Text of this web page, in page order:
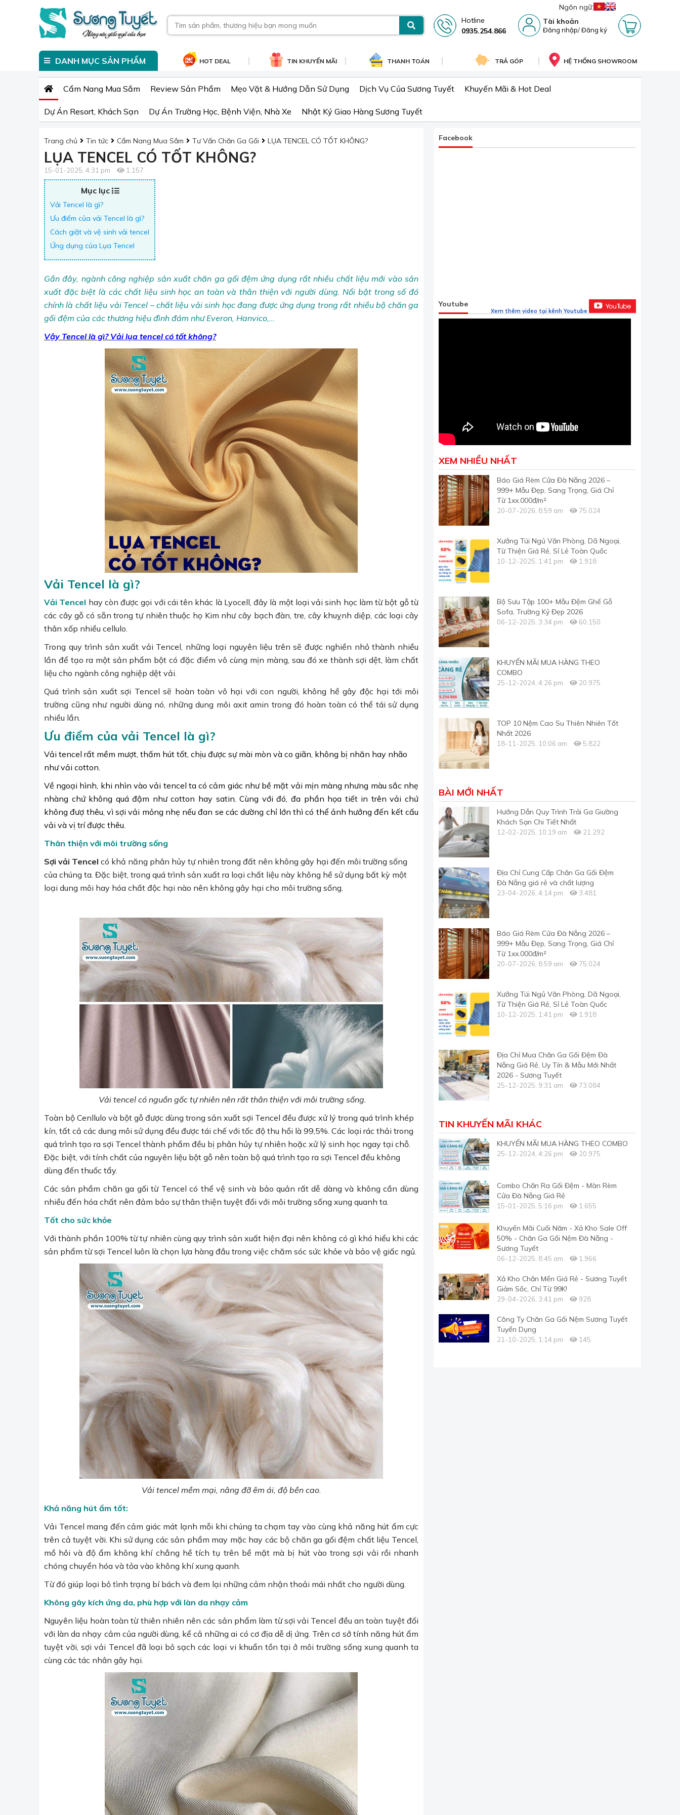
Ngôn ngữ:
Hotline
0935.254.866
Tài khoản
Đăng nhập/Đăng ký
DANH MỤC SẢN PHẨM HOT DEAL TIN KHUYẾN MÃI THANH TOÁN TRẢ GÓP HỆ THỐNG SHOWROOM
Cẩm Nang Mua Sắm Review Sản Phẩm Mẹo Vặt & Hướng Dẫn Sử Dụng Dịch Vụ Của Sương Tuyết Khuyến Mãi & Hot Deal
Dự Án Resort, Khách Sạn Dự Án Trường Học, Bệnh Viện, Nhà Xe Nhật Ký Giao Hàng Sương Tuyết
Trang chủ Tin tức Cẩm Nang Mua Sắm Tư Vấn Chăn Ga Gối LỤA TENCEL CÓ TỐT KHÔNG?
LỤA TENCEL CÓ TỐT KHÔNG?
15-01-2025, 4:31 pm 1.157
Mục lục
Vải Tencel là gì?
Ưu điểm của vải Tencel là gì?
Cách giặt và vệ sinh vải tencel
Ứng dụng của Lụa Tencel
Gần đây, ngành công nghiệp sản xuất chăn ga gối đệm ứng dụng rất nhiều chất liệu mới vào sản
xuất đặc biệt là các chất liệu sinh học an toàn và thân thiện với người dùng. Nổi bật trong số đó
chính là chất liệu vải Tencel – chất liệu vải sinh học đang được ứng dụng trong rất nhiều bộ chăn ga
gối đệm của các thương hiệu đình đám như Everon, Hanvico,…
Vậy Tencel là gì? Vải lụa tencel có tốt không?
Vải Tencel là gì?
Vải Tencel hay còn được gọi với cái tên khác là Lyocell, đây là một loại vải sinh học làm từ bột gỗ từ
các cây gỗ có sẵn trong tự nhiên thuộc họ Kim như cây bạch đàn, tre, cây khuỵnh diệp, các loại cây
thân xốp nhiều cellulo.
Trong quy trình sản xuất vải Tencel, những loại nguyên liệu trên sẽ được nghiền nhỏ thành nhiều
lần để tạo ra một sản phẩm bột có đặc điểm vô cùng mịn màng, sau đó xe thành sợi dệt, làm chất
liệu cho ngành công nghiệp dệt vải.
Quá trình sản xuất sợi Tencel sẽ hoàn toàn vô hại với con người, không hề gây độc hại tới môi
trường cũng như người dùng nó, những dung môi axit amin trong đó hoàn toàn có thể tái sử dụng
nhiều lần.
Ưu điểm của vải Tencel là gì?
Vải tencel rất mềm mượt, thấm hút tốt, chịu được sự mài mòn và co giãn, không bị nhăn hay nhão
như vải cotton.
Về ngoại hình, khi nhìn vào vải tencel ta có cảm giác như bề mặt vải mịn màng nhưng màu sắc nhẹ
nhàng chứ không quá đậm như cotton hay satin. Cùng với đó, đa phần họa tiết in trên vải chứ
không đượ thêu, vì sợi vải mỏng nhẹ nếu đan se các dường chỉ lớn thì có thể ảnh hưởng đến kết cấu
vải và vị trí được thêu.
Thân thiện với môi trường sống
Sợi vải Tencel có khả năng phân hủy tự nhiên trong đất nên không gây hại đến môi trường sống
của chúng ta. Đặc biệt, trong quá trình sản xuất ra loại chất liệu này không hề sử dụng bất kỳ một
loại dung môi hay hóa chất độc hại nào nên không gây hại cho môi trường sống.
Vải tencel có nguồn gốc tự nhiên nên rất thân thiện với môi trường sống.
Toàn bộ Cenllulo và bột gỗ được dùng trong sản xuất sợi Tencel đều được xử lý trong quá trình khép
kín, tất cả các dung môi sử dụng đều được tái chế với tốc độ thu hồi là 99,5%. Các loại rác thải trong
quá trình tạo ra sợi Tencel thành phẩm đều bị phân hủy tự nhiên hoặc xử lý sinh học ngay tại chỗ.
Đặc biệt, với tính chất của nguyên liệu bột gỗ nên toàn bộ quá trình tạo ra sợi Tencel đều không
dùng đến thuốc tẩy.
Các sản phẩm chăn ga gối từ Tencel có thể vệ sinh và bảo quản rất dễ dàng và không cần dùng
nhiều đến hóa chất nên đảm bảo sự thân thiện tuyệt đối với môi trường sống xung quanh ta.
Tốt cho sức khỏe
Với thành phần 100% từ tự nhiên cùng quy trình sản xuất hiện đại nên không có gì khó hiểu khi các
sản phẩm từ sợi Tencel luôn là chọn lựa hàng đầu trong việc chăm sóc sức khỏe và bảo vệ giấc ngủ.
Vải tencel mềm mại, nâng đỡ êm ái, độ bền cao.
Khả năng hút ẩm tốt:
Vải Tencel mang đến cảm giác mát lạnh mỗi khi chúng ta chạm tay vào cùng khả năng hút ẩm cực
trên cả tuyệt vời. Khi sử dụng các sản phẩm may mặc hay các bộ chăn ga gối đệm chất liệu Tencel,
mồ hôi và độ ẩm không khí chẳng hề tích tụ trên bề mặt mà bị hút vào trong sợi vải rồi nhanh
chóng chuyển hóa và tỏa vào không khí xung quanh.
Từ đó giúp loại bỏ tình trạng bí bách và đem lại những cảm nhận thoải mái nhất cho người dùng.
Không gây kích ứng da, phù hợp với làn da nhạy cảm
Nguyên liệu hoàn toàn từ thiên nhiên nên các sản phẩm làm từ sợi vải Tencel đều an toàn tuyệt đối
với làn da nhạy cảm của người dùng, kể cả những ai có cơ địa dễ dị ứng. Trên cơ sở tính năng hút ẩm
tuyệt vời, sợi vải Tencel đã loại bỏ sạch các loại vi khuẩn tồn tại ở môi trường sống xung quanh ta
cùng các tác nhân gây hại.
Facebook
Youtube
Xem thêm video tại kênh Youtube
XEM NHIỀU NHẤT
Báo Giá Rèm Cửa Đà Nẵng 2026 –
999+ Mẫu Đẹp, Sang Trọng, Giá Chỉ
Từ 1xx.000đ/m²
20-07-2026, 8:59 am 75.024
Xưởng Túi Ngủ Văn Phòng, Dã Ngoại,
Từ Thiện Giá Rẻ, Sỉ Lẻ Toàn Quốc
10-12-2025, 1:41 pm 1.918
Bộ Sưu Tập 100+ Mẫu Đệm Ghế Gỗ
Sofa, Trường Kỷ Đẹp 2026
06-12-2025, 3:34 pm 60.150
KHUYẾN MÃI MUA HÀNG THEO
COMBO
25-12-2024, 4:26 pm 20.975
TOP 10 Nệm Cao Su Thiên Nhiên Tốt
Nhất 2026
18-11-2025, 10:06 am 5.822
BÀI MỚI NHẤT
Hướng Dẫn Quy Trình Trải Ga Giường
Khách Sạn Chi Tiết Nhất
12-02-2025, 10:19 am 21.292
Địa Chỉ Cung Cấp Chăn Ga Gối Đệm
Đà Nẵng giá rẻ và chất lượng
23-04-2026, 4:14 pm 3.481
Báo Giá Rèm Cửa Đà Nẵng 2026 –
999+ Mẫu Đẹp, Sang Trọng, Giá Chỉ
Từ 1xx.000đ/m²
20-07-2026, 8:59 am 75.024
Xưởng Túi Ngủ Văn Phòng, Dã Ngoại,
Từ Thiện Giá Rẻ, Sỉ Lẻ Toàn Quốc
10-12-2025, 1:41 pm 1.918
Địa Chỉ Mua Chăn Ga Gối Đệm Đà
Nẵng Giá Rẻ, Uy Tín & Mẫu Mới Nhất
2026 - Sương Tuyết
25-12-2025, 9:31 am 73.084
TIN KHUYẾN MÃI KHÁC
KHUYẾN MÃI MUA HÀNG THEO COMBO
25-12-2024, 4:26 pm 20.975
Combo Chăn Ra Gối Đệm - Màn Rèm
Cửa Đà Nẵng Giá Rẻ
15-01-2025, 5:16 pm 1.655
Khuyến Mãi Cuối Năm - Xả Kho Sale Off
50% - Chăn Ga Gối Nệm Đà Nẵng -
Sương Tuyết
06-12-2025, 8:45 am 1.966
Xả Kho Chăn Mền Giá Rẻ - Sương Tuyết
Giảm Sốc, Chỉ Từ 99K!
29-04-2026, 3:41 pm 928
Công Ty Chăn Ga Gối Nệm Sương Tuyết
Tuyển Dụng
21-10-2025, 1:14 pm 145